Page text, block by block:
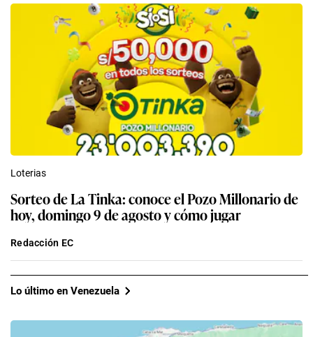
Loterias
Sorteo de La Tinka: conoce el Pozo Millonario de
hoy, domingo 9 de agosto y cómo jugar
Redacción EC
Lo último en Venezuela